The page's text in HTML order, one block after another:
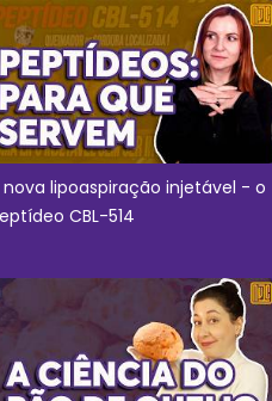
nova lipoaspiração injetável - o
CBL-514